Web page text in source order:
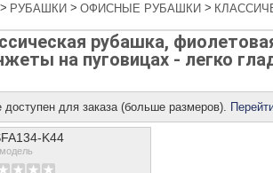
> РУБАШКИ > ОФИСНЫЕ РУБАШКИ >
рубашка,
на пуговицах - легко
для заказа (больше размеров).
K44
модель